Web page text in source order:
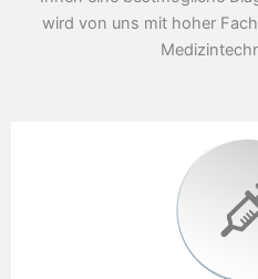
wird von uns mit hoher